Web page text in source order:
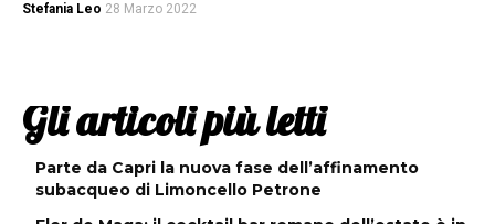
Stefania Leo 28 Marzo 2022
Gli articoli più letti
Parte da Capri la nuova fase dell’affinamento
subacqueo di Limoncello Petrone